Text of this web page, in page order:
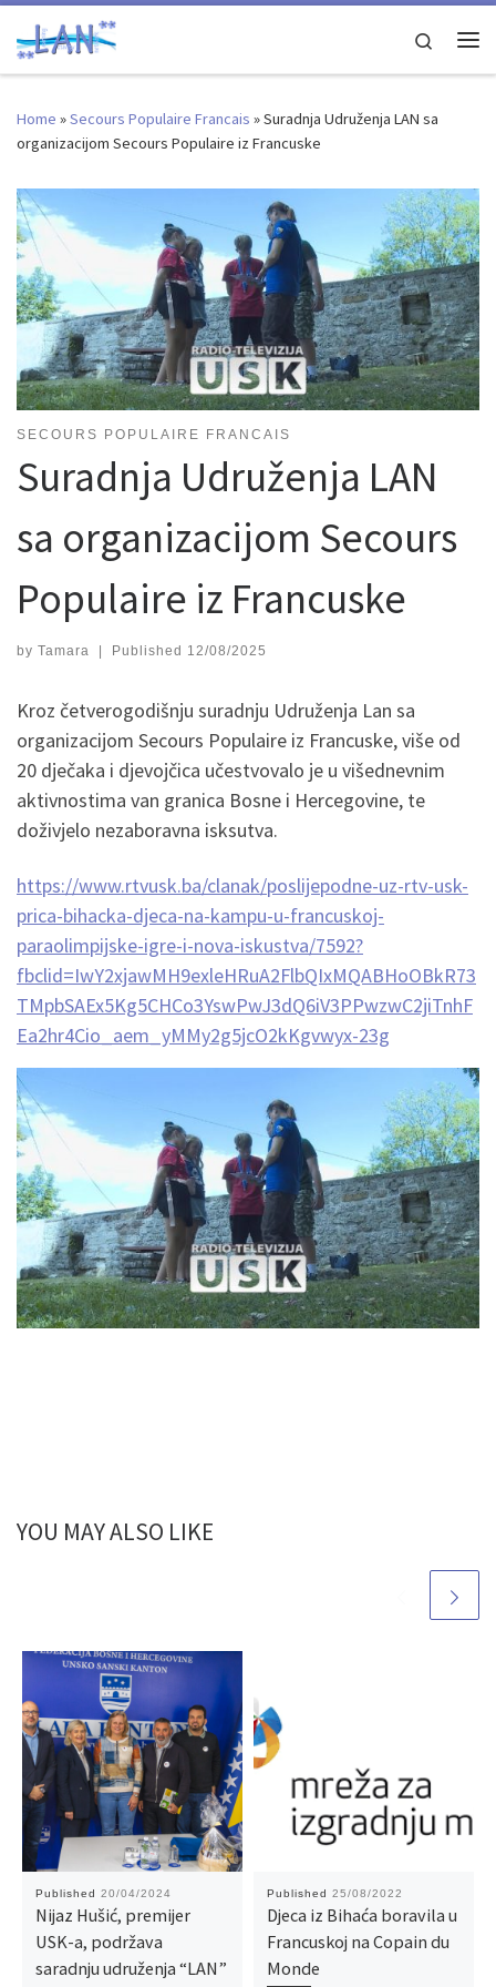
Skip to content
Search
Home »Secours Populaire Francais »Suradnja Udruženja LAN sa
organizacijom Secours Populaire iz Francuske
SECOURS POPULAIRE FRANCAIS
Suradnja Udruženja LAN
sa organizacijom Secours
Populaire iz Francuske
by Tamara Published 12/08/2025
Kroz četverogodišnju suradnju Udruženja Lan sa
organizacijom Secours Populaire iz Francuske, više od
20 dječaka i djevojčica učestvovalo je u višednevnim
aktivnostima van granica Bosne i Hercegovine, te
doživjelo nezaboravna isksutva.
https://www.rtvusk.ba/clanak/poslijepodne-uz-rtv-usk-
prica-bihacka-djeca-na-kampu-u-francuskoj-
paraolimpijske-igre-i-nova-iskustva/7592?
fbclid=IwY2xjawMH9exleHRuA2FlbQIxMQABHoOBkR73
TMpbSAEx5Kg5CHCo3YswPwJ3dQ6iV3PPwzwC2jiTnhF
Ea2hr4Cio_aem_yMMy2g5jcO2kKgvwyx-23g
YOU MAY ALSO LIKE
Published 20/04/2024
Nijaz Hušić, premijer
USK-a, podržava
saradnju udruženja “LAN”
Published 25/08/2022
Djeca iz Bihaća boravila u
Francuskoj na Copain du
Monde